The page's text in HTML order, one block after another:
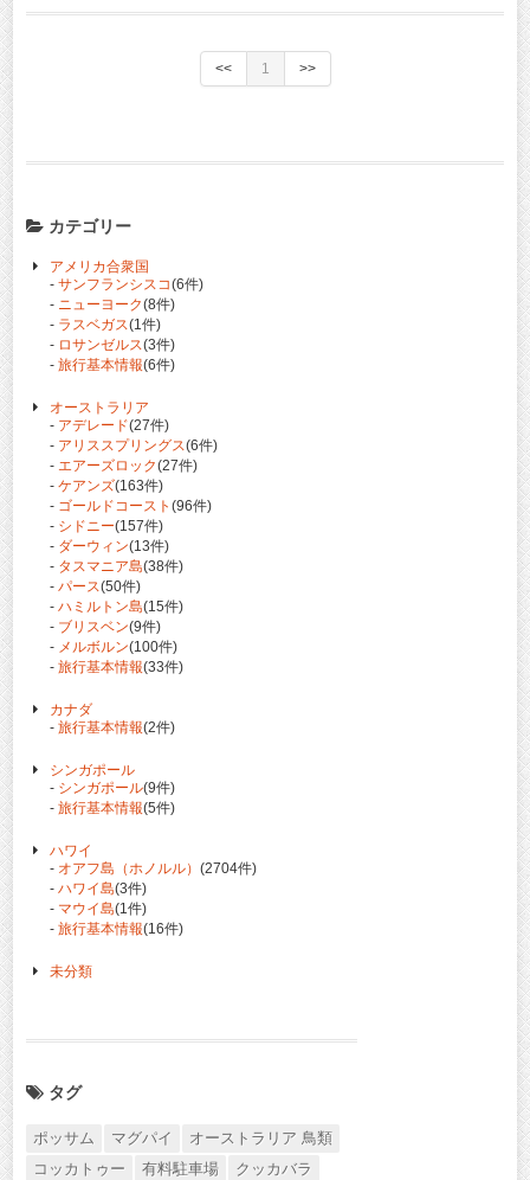
<< 1 >>
カテゴリー
アメリカ合衆国
- サンフランシスコ(6件)
- ニューヨーク(8件)
- ラスベガス(1件)
- ロサンゼルス(3件)
- 旅行基本情報(6件)
オーストラリア
- アデレード(27件)
- アリススプリングス(6件)
- エアーズロック(27件)
- ケアンズ(163件)
- ゴールドコースト (96件)
- シドニー(157件)
- ダーウィン(13件)
- タスマニア島(38件)
- パース(50件)
- ハミルトン島(15件)
- ブリスベン(9件)
- メルボルン(100件)
- 旅行基本情報(33件)
カナダ
- 旅行基本情報(2件)
シンガポール
- シンガポール(9件)
- 旅行基本情報(5件)
ハワイ
- オアフ島（ホノルル） (2704件)
- ハワイ島(3件)
- マウイ島(1件)
- 旅行基本情報(16件)
未分類
タグ
ポッサム マグパイ
オーストラリア 鳥類
コッカトゥー
有料駐車場
クッカバラ